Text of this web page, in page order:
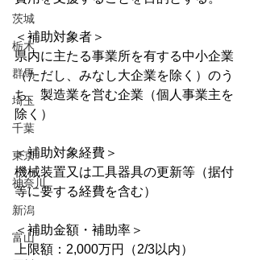
茨城
栃木
群馬
埼玉
千葉
東京
神奈川
新潟
富山
＜補助対象者＞
県内に主たる事業所を有する中小企業
（ただし、みなし大企業を除く）のう
ち、製造業を営む企業（個人事業主を
除く）
＜補助対象経費＞
機械装置又は工具器具の更新等（据付
等に要する経費を含む）
＜補助金額・補助率＞
上限額：2,000万円（2/3以内）